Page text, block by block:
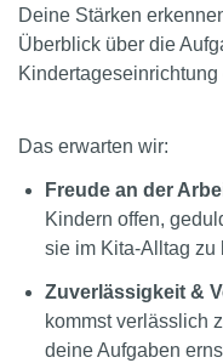
Deine Stärken
Überblick über die
Kindertageseinrichtung
Das erwarten wir:
Freude an der
Kindern offen,
sie im Kita-Alltag zu
Zuverlässigkeit &
kommst verlässlich
deine Aufgaben